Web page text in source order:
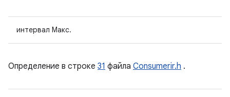
интервал Макс.
Определение в строке 31 файла Consumerir.h .